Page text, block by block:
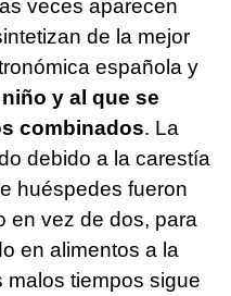
veces aparecen
de la mejor
española y
y al que se
combinados. La
debido a la carestía
huéspedes fueron
en vez de dos, para
en alimentos a la
malos tiempos sigue